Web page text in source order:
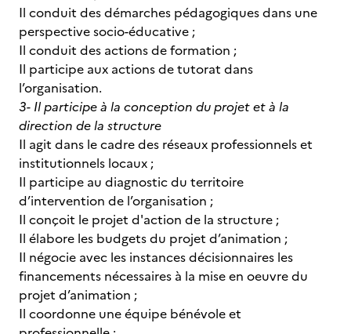
Il conduit des démarches pédagogiques dans une
perspective socio-éducative ;
Il conduit des actions de formation ;
Il participe aux actions de tutorat dans
l’organisation.
3- Il participe à la conception du projet et à la
direction de la structure
Il agit dans le cadre des réseaux professionnels et
institutionnels locaux ;
Il participe au diagnostic du territoire
d’intervention de l’organisation ;
Il conçoit le projet d'action de la structure ;
Il élabore les budgets du projet d’animation ;
Il négocie avec les instances décisionnaires les
financements nécessaires à la mise en oeuvre du
projet d’animation ;
Il coordonne une équipe bénévole et